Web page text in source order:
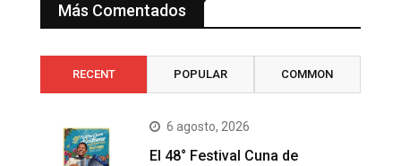
Más Comentados
RECENT POPULAR COMMON
6 agosto, 2026
El 48° Festival Cuna de